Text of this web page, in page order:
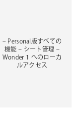
– Personal版すべての
機能 – シート管理 –
Wonder 1 へのローカ
ルアクセス